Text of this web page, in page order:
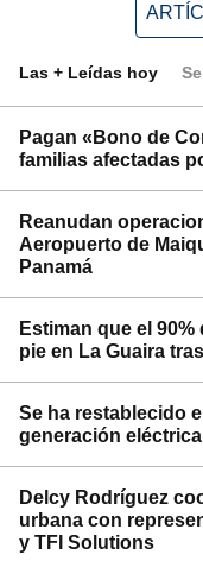
Las + Leídas hoy
Pagan «Bono de
familias afectadas
Reanudan
Aeropuerto de
Panamá
Estiman que el
pie en La Guaira
Se ha restablecido
generación
Delcy Rodríguez
urbana con
y TFI Solutions